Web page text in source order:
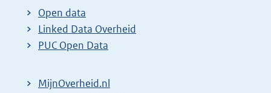
t
e
r
l
Open data
Linked Data Overheid
PUC Open Data
MijnOverheid.nl